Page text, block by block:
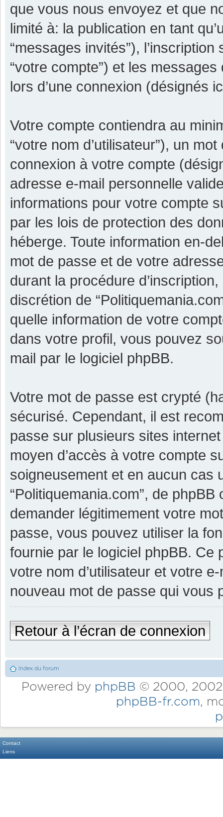
que vous nous envoyez et que
limité à: la publication en tant
“messages invités”),
“votre compte”) et les
lors d’une connexion (désignés
Votre compte contiendra au
“votre nom d’utilisateur”), un
connexion à votre compte
adresse e-mail personnelle
informations pour votre compte
par les lois de protection des
héberge. Toute information en-
mot de passe et de votre
durant la procédure
discrétion de
quelle information de votre
dans votre profil, vous pouvez
mail par le logiciel phpBB.
Votre mot de passe est crypté
sécurisé. Cependant, il est
passe sur plusieurs sites
moyen d’accès à votre compte
soigneusement et en aucun cas
“Politiquemania.com”, de
demander légitimement votre
passe, vous pouvez utiliser la
fournie par le logiciel phpBB.
votre nom d’utilisateur et votre
nouveau mot de passe qui vous
Retour à l’écran de connexion
Index du forum
Powered by phpBB © 2000,
phpBB-fr.com,
Contact
Liens